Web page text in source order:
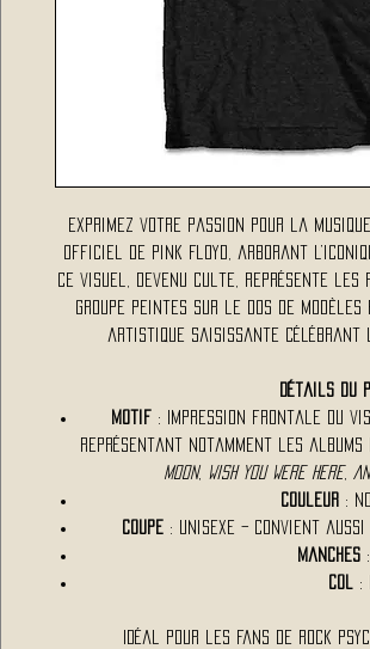
Exprimez votre passion pour la
officiel de Pink Floyd, arborant
Ce visuel, devenu culte, représente les
groupe peintes sur le dos de
artistique saisissante célébrant
Détails du
Motif : Impression frontale du
représentant notamment les albums
Moon, Wish You Were Here
Couleur:
Coupe : Unisexe – convient aussi
Manches:
Col
:
Idéal pour les fans de rock